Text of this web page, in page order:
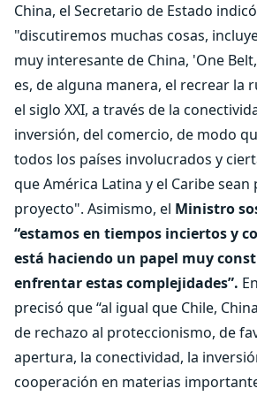
China, el Secretario de Estado
"discutiremos muchas cosas,
muy interesante de China, 'One
es, de alguna manera, el recrear la
el siglo XXI, a través de la
inversión, del comercio, de modo
todos los países involucrados y
que América Latina y el Caribe sean
proyecto". Asimismo, el Ministro
“estamos en tiempos inciertos y
está haciendo un papel muy
enfrentar estas complejidades”.
precisó que “al igual que Chile,
de rechazo al proteccionismo, de
apertura, la conectividad, la
cooperación en materias